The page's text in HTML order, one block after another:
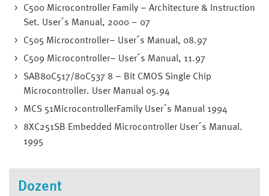
C500 Microcontroller Family – Architecture & Instruction
Set. User´s Manual, 2000 – 07
C505 Microcontroller– User´s Manual, 08.97
C509 Microcontroller– User´s Manual, 11.97
SAB80C517/80C537 8 – Bit CMOS Single Chip
Microcontroller. User Manual 05.94
MCS 51MicrocontrollerFamily User´s Manual 1994
8XC251SB Embedded Microcontroller User´s Manual.
1995
Dozent